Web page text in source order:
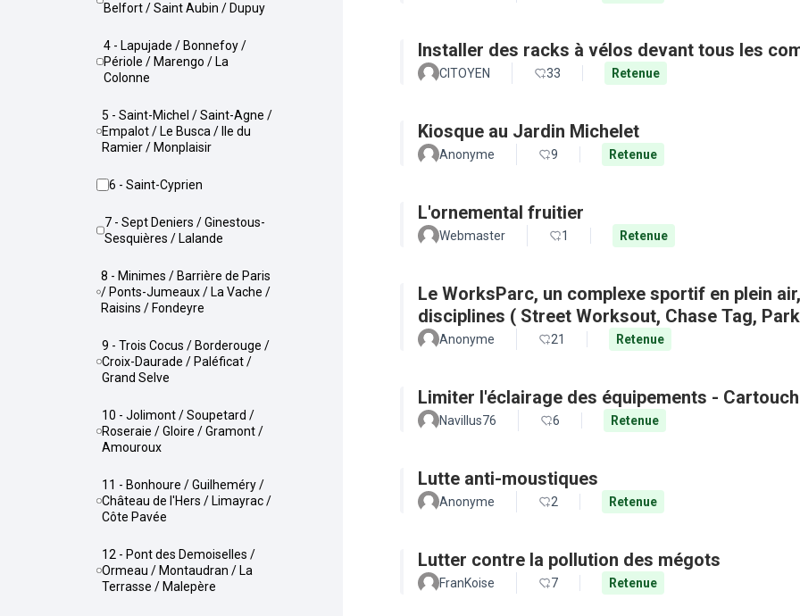
Belfort / Saint Aubin / Dupuy
4 - Lapujade / Bonnefoy /
Périole / Marengo / La
Colonne
5 - Saint-Michel / Saint-Agne /
Empalot / Le Busca / Ile du
Ramier / Monplaisir
6 - Saint-Cyprien
7 - Sept Deniers / Ginestous-
Sesquières / Lalande
8 - Minimes / Barrière de Paris
/ Ponts-Jumeaux / La Vache /
Raisins / Fondeyre
9 - Trois Cocus / Borderouge /
Croix-Daurade / Paléficat /
Grand Selve
10 - Jolimont / Soupetard /
Roseraie / Gloire / Gramont /
Amouroux
11 - Bonhoure / Guilheméry /
Château de l'Hers / Limayrac /
Côte Pavée
12 - Pont des Demoiselles /
Ormeau / Montaudran / La
Terrasse / Malepère
Installer des racks à vélos devant tous les
CITOYEN 33 Retenue
Kiosque au Jardin Michelet
Anonyme 9 Retenue
L'ornemental fruitier
Webmaster 1 Retenue
Le WorksParc, un complexe sportif en plein
disciplines ( Street Worksout, Chase Tag,
Anonyme 21 Retenue
Limiter l'éclairage des équipements -
Navillus76 6 Retenue
Lutte anti-moustiques
Anonyme 2 Retenue
Lutter contre la pollution des mégots
FranKoise 7 Retenue